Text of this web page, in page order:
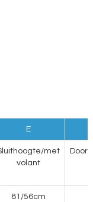
E
met
volant
81/56cm